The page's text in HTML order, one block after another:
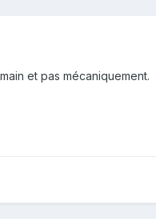
et pas mécaniquement.